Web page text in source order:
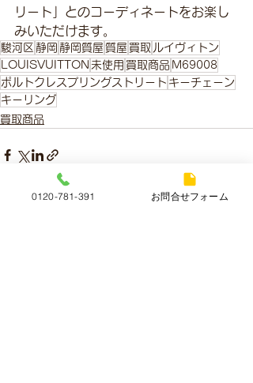
リート」とのコーディネートをお楽し
みいただけます。
駿河区 静岡 静岡質屋 質屋 買取 ルイヴィトン
LOUISVUITTON 未使用 買取商品 M69008
ポルトクレスプリングストリート キーチェーン
キーリング
買取商品
0120-781-391 お問合せフォーム